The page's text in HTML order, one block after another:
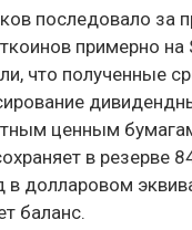
последовало за
примерно на
что полученные
ценным
в резерве
долларовом
баланс.